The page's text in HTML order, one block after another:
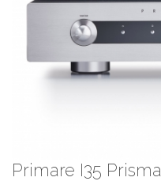
Primare I35 Prisma